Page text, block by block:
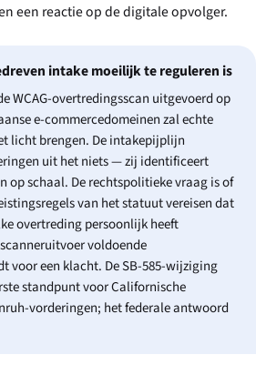
een reactie op de digitale opvolger.
intake moeilijk te reguleren is
WCAG-overtredingsscan uitgevoerd op
e-commercedomeinen zal echte
licht brengen. De intakepijplijn
uit het niets — zij identificeert
op schaal. De rechtspolitieke vraag is of
van het statuut vereisen dat
overtreding persoonlijk heeft
voldoende
voor een klacht. De SB-585-wijziging
standpunt voor Californische
vorderingen; het federale antwoord